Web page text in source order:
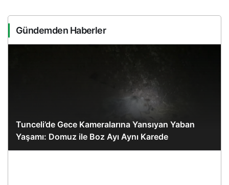
Gündemden Haberler
Tunceli’de Gece Kameralarına Yansıyan Yaban
Yaşamı: Domuz ile Boz Ayı Aynı Karede